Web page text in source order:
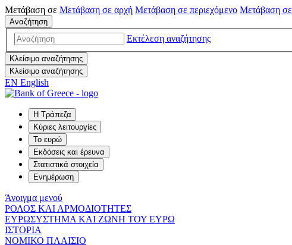
Μετάβαση σε Μετάβαση σε αρχή Μετάβαση σε περιεχόμενο Μετάβαση σε
Αναζήτηση
Εκτέλεση αναζήτησης
Κλείσιμο αναζήτησης
Κλείσιμο αναζήτησης
EN English
Η Τράπεζα
Κύριες λειτουργίες
Το ευρώ
Εκδόσεις και έρευνα
Στατιστικά στοιχεία
Ενημέρωση
Άνοιγμα μενού
ΡΟΛΟΣ ΚΑΙ ΑΡΜΟΔΙΟΤΗΤΕΣ
ΕΥΡΩΣΥΣΤΗΜΑ ΚΑΙ ΖΩΝΗ ΤΟΥ ΕΥΡΩ
ΙΣΤΟΡΙΑ
ΝΟΜΙΚΟ ΠΛΑΙΣΙΟ